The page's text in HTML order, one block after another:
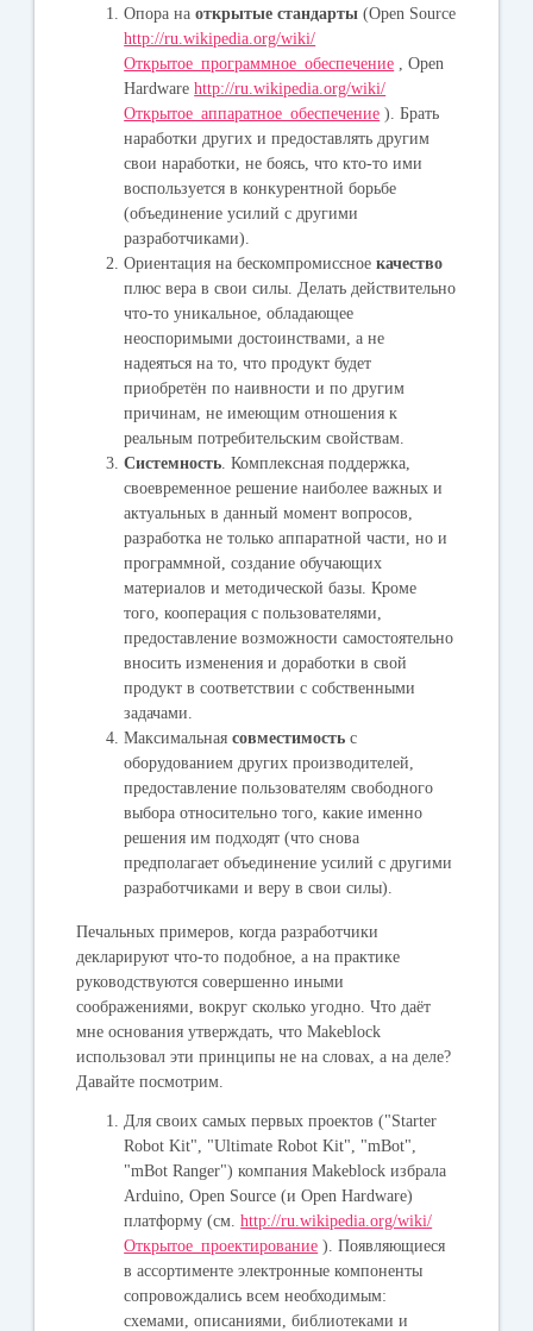
Опора наоткрытые стандарты (Open Source
http://ru.wikipedia.org/wiki/
Открытое_программное_обеспечение , Open
Hardwarehttp://ru.wikipedia.org/wiki/
Открытое_аппаратное_обеспечение ). Брать
наработки других и предоставлять другим
свои наработки, не боясь, что кто-то ими
воспользуется в конкурентной борьбе
(объединение усилий с другими
разработчиками).
Ориентация на бескомпромиссноекачество
плюс вера в свои силы. Делать действительно
что-то уникальное, обладающее
неоспоримыми достоинствами, а не
надеяться на то, что продукт будет
приобретён по наивности и по другим
причинам, не имеющим отношения к
реальным потребительским свойствам.
Системность . Комплексная поддержка,
своевременное решение наиболее важных и
актуальных в данный момент вопросов,
разработка не только аппаратной части, но и
программной, создание обучающих
материалов и методической базы. Кроме
того, кооперация с пользователями,
предоставление возможности самостоятельно
вносить изменения и доработки в свой
продукт в соответствии с собственными
задачами.
Максимальнаясовместимость с
оборудованием других производителей,
предоставление пользователям свободного
выбора относительно того, какие именно
решения им подходят (что снова
предполагает объединение усилий с другими
разработчиками и веру в свои силы).
Печальных примеров, когда разработчики
декларируют что-то подобное, а на практике
руководствуются совершенно иными
соображениями, вокруг сколько угодно. Что даёт
мне основания утверждать, что Makeblock
использовал эти принципы не на словах, а на деле?
Давайте посмотрим.
Для своих самых первых проектов ("Starter
Robot Kit", "Ultimate Robot Kit", "mBot",
"mBot Ranger") компания Makeblock избрала
Arduino, Open Source (и Open Hardware)
платформу (см.http://ru.wikipedia.org/wiki/
Открытое_проектирование ). Появляющиеся
в ассортименте электронные компоненты
сопровождались всем необходимым:
схемами, описаниями, библиотеками и